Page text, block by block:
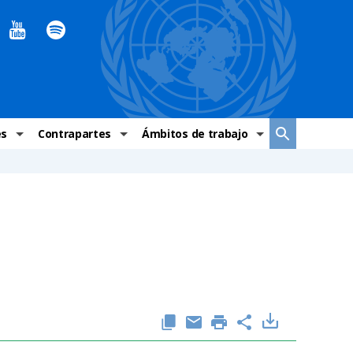
Contrapartes Ámbitos de trabajo
Representación